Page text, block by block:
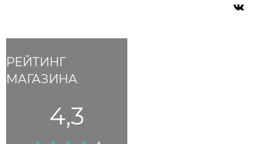
РЕЙТИНГ
МАГАЗИНА
4,3